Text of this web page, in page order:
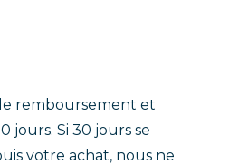
remboursement et
jours. Si 30 jours se
votre achat, nous ne